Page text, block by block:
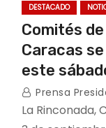
DESTACADO
Comités
Caracas
este
Prensa
La Rinconada,